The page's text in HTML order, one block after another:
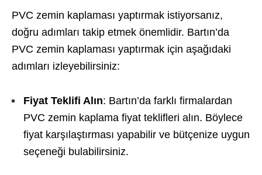
PVC zemin kaplaması yaptırmak istiyorsanız,
doğru adımları takip etmek önemlidir. Bartın’da
PVC zemin kaplaması yaptırmak için aşağıdaki
adımları izleyebilirsiniz:
Fiyat Teklifi Alın: Bartın’da farklı firmalardan
PVC zemin kaplama fiyat teklifleri alın. Böylece
fiyat karşılaştırması yapabilir ve bütçenize uygun
seçeneği bulabilirsiniz.